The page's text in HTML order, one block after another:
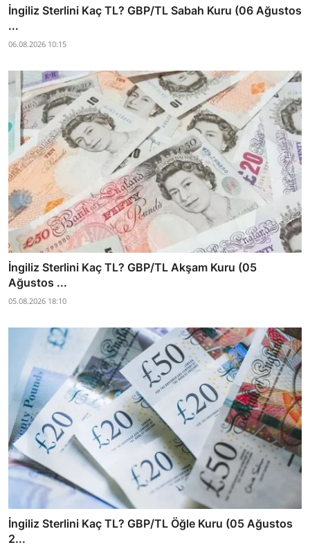
İngiliz Sterlini Kaç TL? GBP/TL Sabah Kuru (06 Ağustos
...
06.08.2026 10:15
İngiliz Sterlini Kaç TL? GBP/TL Akşam Kuru (05
Ağustos ...
05.08.2026 18:10
İngiliz Sterlini Kaç TL? GBP/TL Öğle Kuru (05 Ağustos
2...